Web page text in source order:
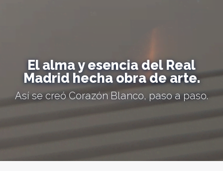
El alma y esencia del Real
Madrid hecha obra de arte.
Así se creó Corazón Blanco, paso a paso.